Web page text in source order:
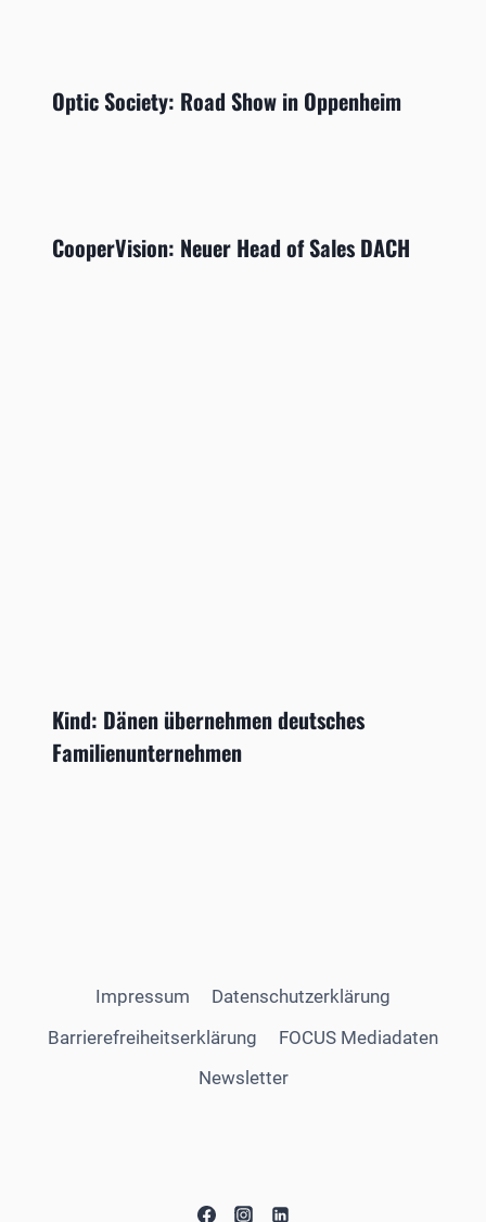
Optic Society: Road Show in Oppenheim
CooperVision: Neuer Head of Sales DACH
Kind: Dänen übernehmen deutsches
Familienunternehmen
Impressum
Datenschutzerklärung
Barrierefreiheitserklärung
FOCUS Mediadaten
Newsletter